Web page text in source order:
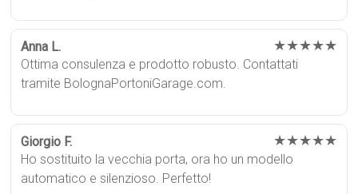
Anna L. ★★★★★
Ottima consulenza e prodotto robusto. Contattati
tramite BolognaPortoniGarage.com.
Giorgio F. ★★★★★
Ho sostituito la vecchia porta, ora ho un modello
automatico e silenzioso. Perfetto!